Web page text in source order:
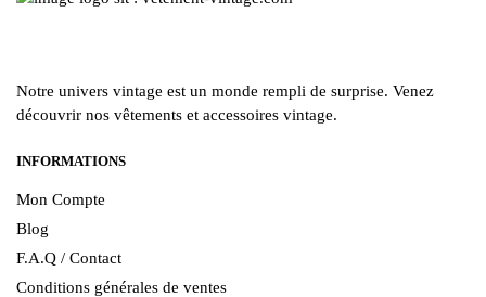
Notre univers vintage est un monde rempli de surprise. Venez
découvrir nos vêtements et accessoires vintage.
INFORMATIONS
Mon Compte
Blog
F.A.Q / Contact
Conditions générales de ventes